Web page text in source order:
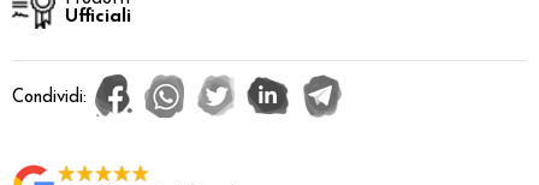
Ufficiali
Condividi: